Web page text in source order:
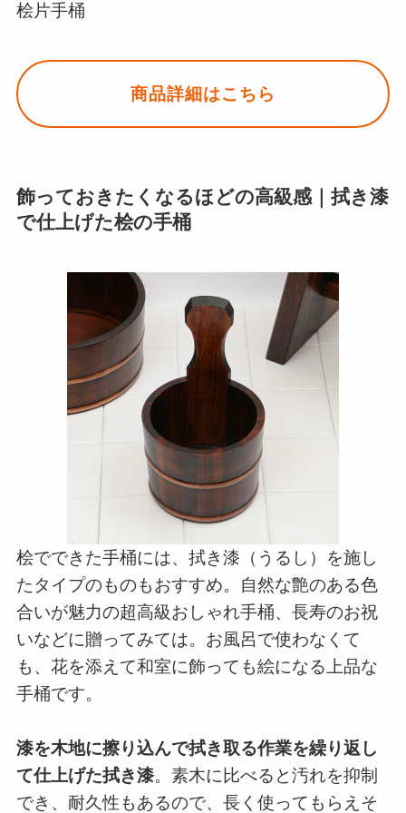
桧片手桶
商品詳細はこちら
飾っておきたくなるほどの高級感｜拭き漆
で仕上げた桧の手桶
桧でできた手桶には、拭き漆（うるし）を施し
たタイプのものもおすすめ。自然な艶のある色
合いが魅力の超高級おしゃれ手桶、長寿のお祝
いなどに贈ってみては。お風呂で使わなくて
も、花を添えて和室に飾っても絵になる上品な
手桶です。
漆を木地に擦り込んで拭き取る作業を繰り返し
て仕上げた拭き漆。素木に比べると汚れを抑制
でき、耐久性もあるので、長く使ってもらえそ